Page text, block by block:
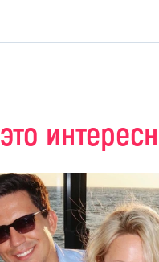
это